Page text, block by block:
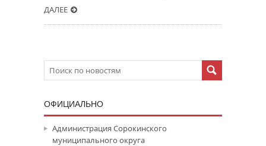
ДАЛЕЕ
ОФИЦИАЛЬНО
Администрация Сорокинского
муниципального округа